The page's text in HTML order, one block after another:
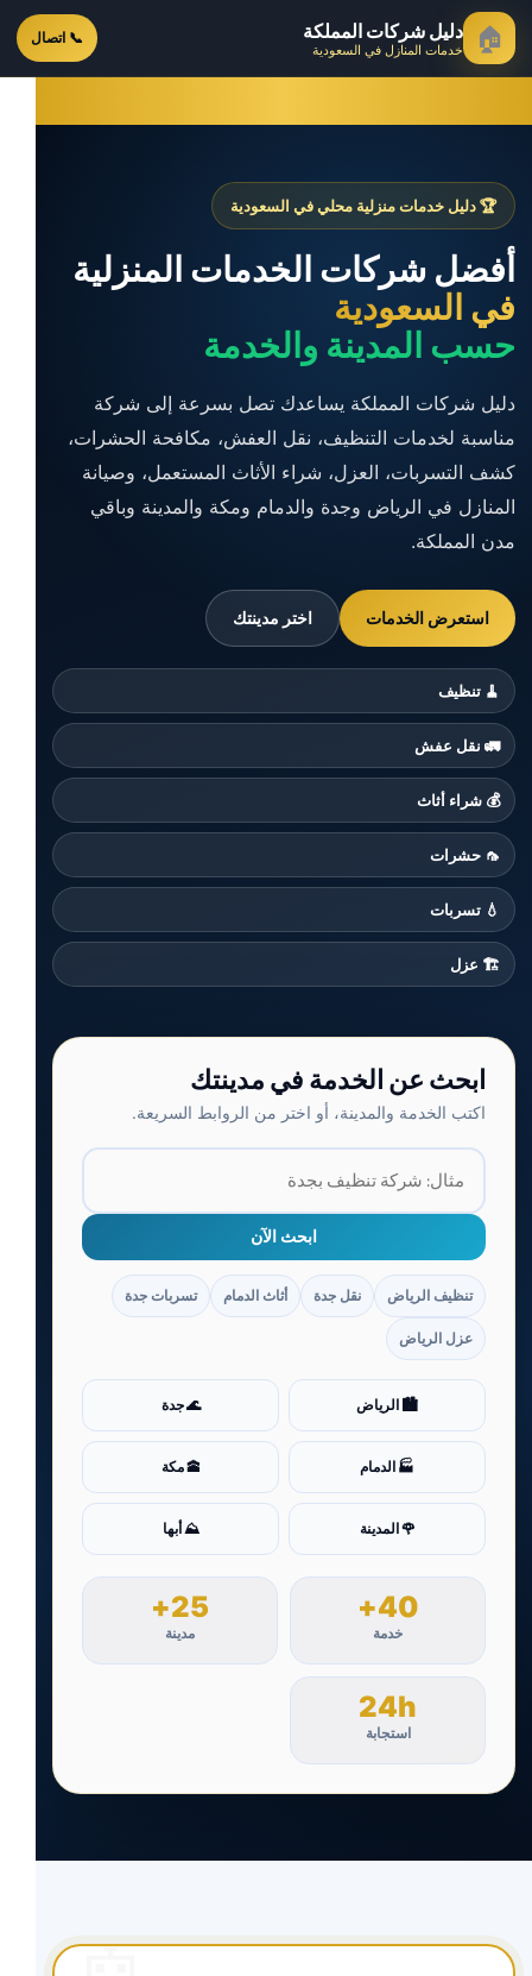
🏠 دليل شركات المملكة
خدمات المنازل في السعودية 📞 اتصال
🏆 دليل خدمات منزلية محلي في السعودية
أفضل شركات الخدمات المنزلية
في السعودية
حسب المدينة والخدمة
دليل شركات المملكة يساعدك تصل بسرعة إلى شركة
مناسبة لخدمات التنظيف، نقل العفش، مكافحة الحشرات،
كشف التسربات، العزل، شراء الأثاث المستعمل، وصيانة
المنازل في الرياض وجدة والدمام ومكة والمدينة وباقي
مدن المملكة.
استعرض الخدمات اختر مدينتك
🧹 تنظيف
🚛 نقل عفش
💰 شراء أثاث
🦟 حشرات
💧 تسربات
🏗️ عزل
ابحث عن الخدمة في مدينتك
اكتب الخدمة والمدينة، أو اختر من الروابط السريعة.
ابحث الآن
تنظيف الرياض نقل جدة أثاث الدمام تسربات جدة
عزل الرياض
🏙️ الرياض 🌊 جدة
🏭 الدمام 🕋 مكة
🌹 المدينة ⛰️ أبها
40+
خدمة
25+
مدينة
24h
استجابة